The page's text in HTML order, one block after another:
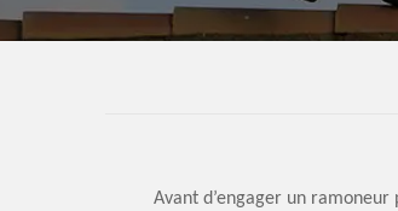
Avant d’engager un